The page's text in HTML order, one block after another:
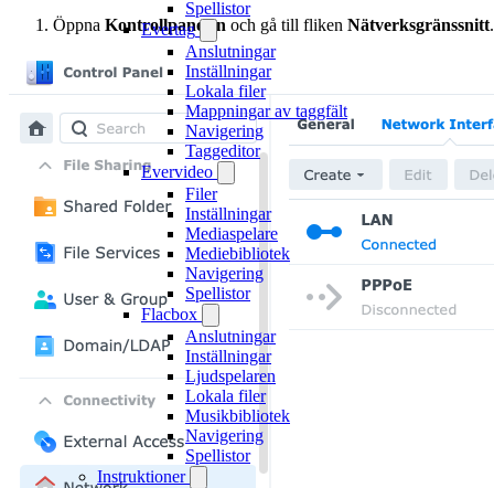
Spellistor
Evertag
Anslutningar
Inställningar
Lokala filer
Mappningar av taggfält
Navigering
Taggeditor
Evervideo
Filer
Inställningar
Mediaspelare
Mediebibliotek
Navigering
Spellistor
Flacbox
Anslutningar
Inställningar
Ljudspelaren
Lokala filer
Musikbibliotek
Navigering
Spellistor
Instruktioner
Öppna Kontrollpanelen och gå till fliken Nätverksgränssnitt.